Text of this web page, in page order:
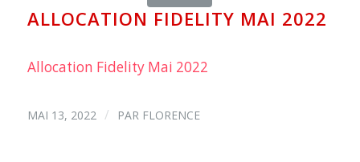
ALLOCATION FIDELITY MAI 2022
Allocation Fidelity Mai 2022
MAI 13, 2022 / PAR FLORENCE